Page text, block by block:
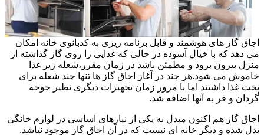
اجاق گاز های هوشمند و قابل برنامه ریزی به کدبانوی خانه امکان
می دهد که با خیال آسوده در حالی که غذایی را روی گاز گذاشته از
منزل بیرون برود و مطمئن باشد در زمان مقرر،شعله زیر غذا
خاموش می شود.هر چند در آغاز اجاق گاز ها تنها چند شعله برای
پخت غذا داشتند اما با مرور زمان تجهیزات دیگری نظیر جوجه
گردان و فر به آنها اضافه شد.
اجاق گاز هم اکنون مبدل به یکی از نیازهای اساسی در لوازم خانگی
بدل شده و دیگر خانه ای نیست که در آن اجاق گاز موجود نباشد.